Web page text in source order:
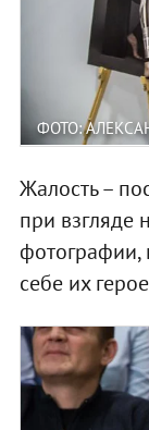
ФОТО:
Жалость –
при взгляде
фотографии,
себе их